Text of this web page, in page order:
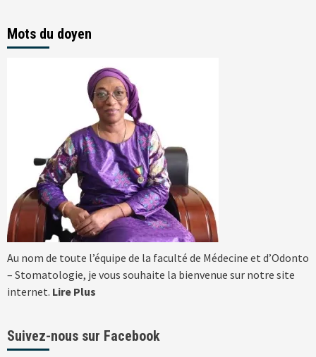
Mots du doyen
Au nom de toute l’équipe de la faculté de Médecine et d’Odonto
– Stomatologie, je vous souhaite la bienvenue sur notre site
internet. Lire Plus
Suivez-nous sur Facebook